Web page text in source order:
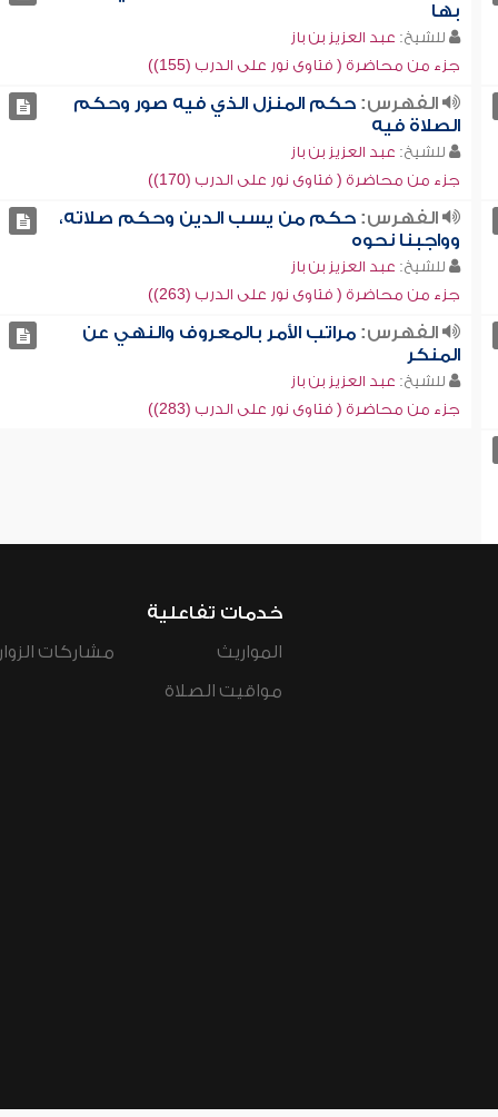
بها
للشيخ: عبد العزيز بن باز
جزء من محاضرة ( فتاوى نور على الدرب (155))
الفهرس: حكم المنزل الذي فيه صور وحكم
الصلاة فيه
للشيخ: عبد العزيز بن باز
جزء من محاضرة ( فتاوى نور على الدرب (170))
الفهرس: حكم من يسب الدين وحكم صلاته،
وواجبنا نحوه
للشيخ: عبد العزيز بن باز
جزء من محاضرة ( فتاوى نور على الدرب (263))
الفهرس: مراتب الأمر بالمعروف والنهي عن
المنكر
للشيخ: عبد العزيز بن باز
جزء من محاضرة ( فتاوى نور على الدرب (283))
خدمات تفاعلية
المواريث
مواقيت الصلاة
مشاركات الزوار